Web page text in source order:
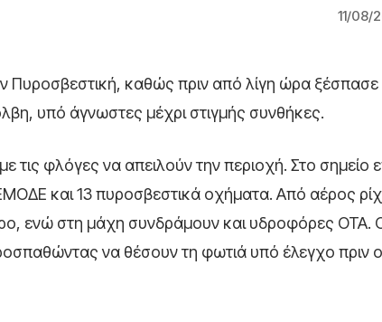
11/08/
Πυροσβεστική, καθώς πριν από λίγη ώρα
υπό άγνωστες μέχρι στιγμής συνθήκες.
τις φλόγες να απειλούν την περιοχή. Στο
και 13 πυροσβεστικά οχήματα. Από αέρος
ενώ στη μάχη συνδράμουν και υδροφόρες ΟΤΑ.
να θέσουν τη φωτιά υπό έλεγχο πριν